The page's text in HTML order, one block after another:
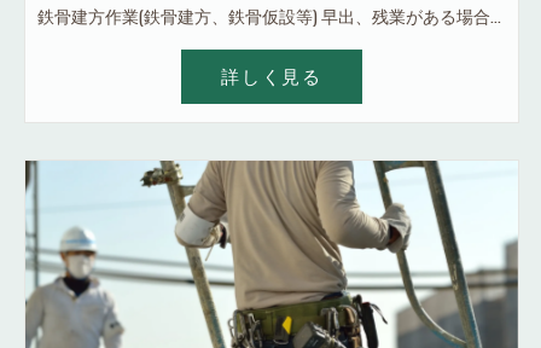
鉄骨建方作業(鉄骨建方、鉄骨仮設等) 早出、残業がある場合はもちろんしっかり付きます。 高い所での作業です。 重量物なので重機作業がメインです。 未経験者13500円〜 経験者16000円〜 気になったらお気軽にお問い合わせページor LINEorインスタDM等ください！ LINEID hsy1616
詳しく見る